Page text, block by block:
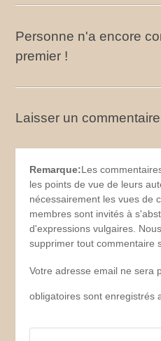
Personne n'a encore
premier !
Laisser un commentaire
Remarque:Les
les points de vue de leurs
nécessairement les vues de
membres sont invités à
d'expressions vulgaires.
supprimer tout commentaire
Votre adresse email ne sera
obligatoires sont enregistrés